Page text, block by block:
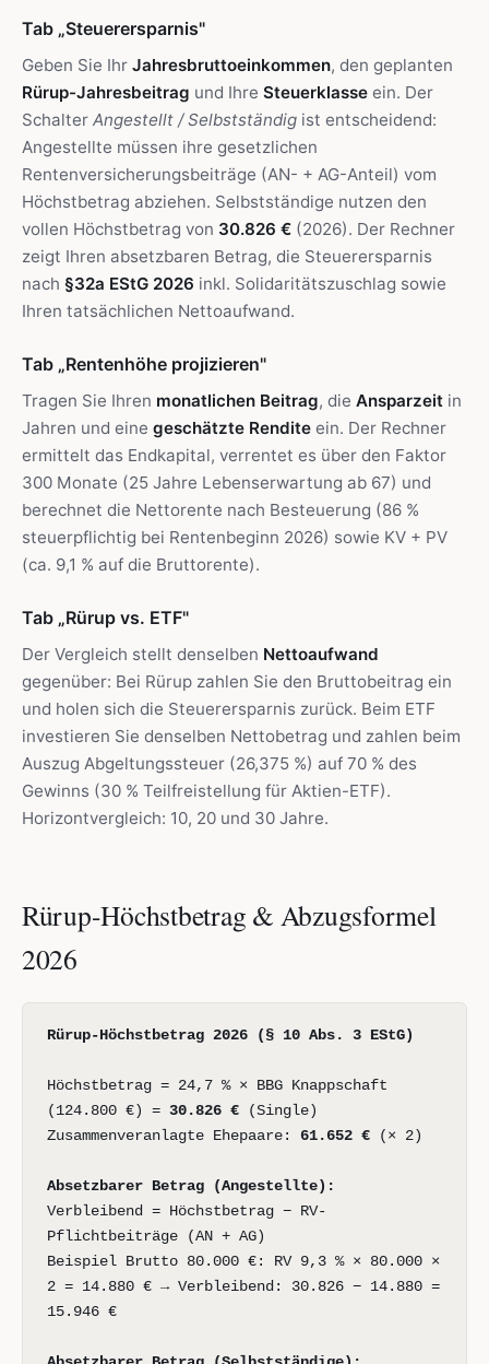
Tab „Steuerersparnis"
Geben Sie Ihr Jahresbruttoeinkommen, den geplanten
Rürup-Jahresbeitrag und Ihre Steuerklasse ein. Der
Schalter Angestellt / Selbstständig ist entscheidend:
Angestellte müssen ihre gesetzlichen
Rentenversicherungsbeiträge (AN- + AG-Anteil) vom
Höchstbetrag abziehen. Selbstständige nutzen den
vollen Höchstbetrag von 30.826 € (2026). Der Rechner
zeigt Ihren absetzbaren Betrag, die Steuerersparnis
nach §32a EStG 2026 inkl. Solidaritätszuschlag sowie
Ihren tatsächlichen Nettoaufwand.
Tab „Rentenhöhe projizieren"
Tragen Sie Ihren monatlichen Beitrag, die Ansparzeit in
Jahren und eine geschätzte Rendite ein. Der Rechner
ermittelt das Endkapital, verrentet es über den Faktor
300 Monate (25 Jahre Lebenserwartung ab 67) und
berechnet die Nettorente nach Besteuerung (86 %
steuerpflichtig bei Rentenbeginn 2026) sowie KV + PV
(ca. 9,1 % auf die Bruttorente).
Tab „Rürup vs. ETF"
Der Vergleich stellt denselben Nettoaufwand
gegenüber: Bei Rürup zahlen Sie den Bruttobeitrag ein
und holen sich die Steuerersparnis zurück. Beim ETF
investieren Sie denselben Nettobetrag und zahlen beim
Auszug Abgeltungssteuer (26,375 %) auf 70 % des
Gewinns (30 % Teilfreistellung für Aktien-ETF).
Horizontvergleich: 10, 20 und 30 Jahre.
Rürup-Höchstbetrag & Abzugsformel
2026
Rürup-Höchstbetrag 2026 (§ 10 Abs. 3 EStG)
Höchstbetrag = 24,7 % × BBG Knappschaft
(124.800 €) = 30.826 € (Single)
Zusammenveranlagte Ehepaare: 61.652 € (× 2)
Absetzbarer Betrag (Angestellte):
Verbleibend = Höchstbetrag − RV-
Pflichtbeiträge (AN + AG)
Beispiel Brutto 80.000 €: RV 9,3 % × 80.000 ×
2 = 14.880 € → Verbleibend: 30.826 − 14.880 =
15.946 €